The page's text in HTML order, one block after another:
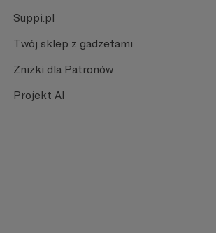
Suppi.pl
Twój sklep z gadżetami
Zniżki dla Patronów
Projekt AI